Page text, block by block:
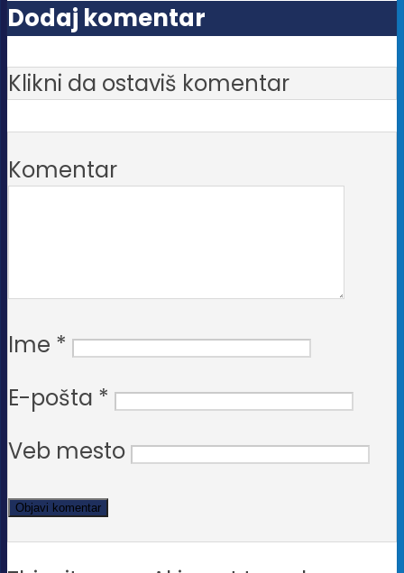
Dodaj komentar
Klikni da ostaviš komentar
Komentar
Ime *
E-pošta *
Veb mesto